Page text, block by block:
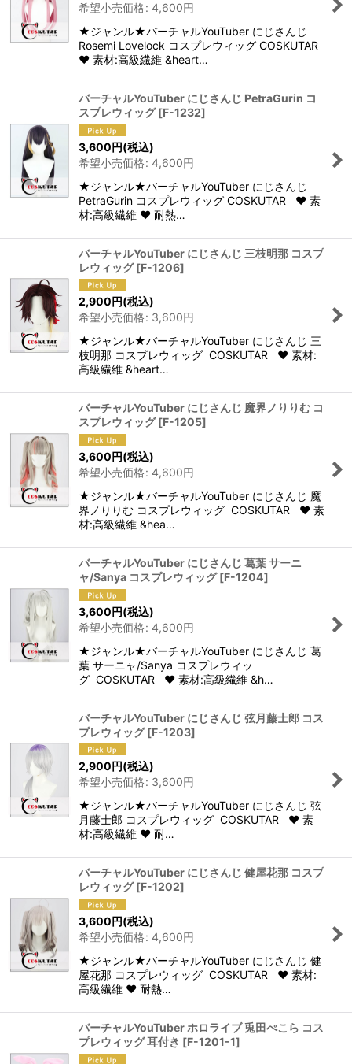
希望小売価格: 4,600円
★ジャンル★バーチャルYouTuber にじさんじ
Rosemi Lovelock コスプレウィッグ COSKUTAR
♥ 素材:高級繊維 &heart…
バーチャルYouTuber にじさんじ PetraGurin コ
スプレウィッグ [F-1232]
3,600円(税込)
希望小売価格: 4,600円
★ジャンル★バーチャルYouTuber にじさんじ
PetraGurin コスプレウィッグ COSKUTAR ♥ 素
材:高級繊維 ♥ 耐熱…
バーチャルYouTuber にじさんじ 三枝明那 コスプ
レウィッグ [F-1206]
2,900円(税込)
希望小売価格: 3,600円
★ジャンル★バーチャルYouTuber にじさんじ 三
枝明那 コスプレウィッグ COSKUTAR ♥ 素材:
高級繊維 &heart…
バーチャルYouTuber にじさんじ 魔界ノりりむ コ
スプレウィッグ [F-1205]
3,600円(税込)
希望小売価格: 4,600円
★ジャンル★バーチャルYouTuber にじさんじ 魔
界ノりりむ コスプレウィッグ COSKUTAR ♥ 素
材:高級繊維 &hea…
バーチャルYouTuber にじさんじ 葛葉 サーニ
ャ/Sanya コスプレウィッグ [F-1204]
3,600円(税込)
希望小売価格: 4,600円
★ジャンル★バーチャルYouTuber にじさんじ 葛
葉 サーニャ/Sanya コスプレウィッ
グ COSKUTAR ♥ 素材:高級繊維 &h…
バーチャルYouTuber にじさんじ 弦月藤士郎 コス
プレウィッグ [F-1203]
2,900円(税込)
希望小売価格: 3,600円
★ジャンル★バーチャルYouTuber にじさんじ 弦
月藤士郎 コスプレウィッグ COSKUTAR ♥ 素
材:高級繊維 ♥ 耐…
バーチャルYouTuber にじさんじ 健屋花那 コスプ
レウィッグ [F-1202]
3,600円(税込)
希望小売価格: 4,600円
★ジャンル★バーチャルYouTuber にじさんじ 健
屋花那 コスプレウィッグ COSKUTAR ♥ 素材:
高級繊維 ♥ 耐熱…
バーチャルYouTuber ホロライブ 兎田ぺこら コス
プレウィッグ 耳付き [F-1201-1]